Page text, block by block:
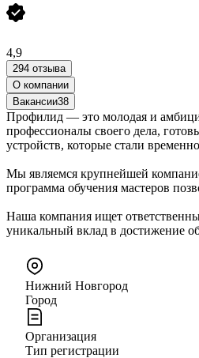
4,9
294 отзыва
О компании
Вакансии38
Профилид — это молодая и
профессионалы своего дела,
устройств, которые стали
Мы являемся крупнейшей
программа обучения мастеров
Наша компания ищет
уникальный вклад в достижение
Нижний Новгород
Город
Организация
Тип регистрации